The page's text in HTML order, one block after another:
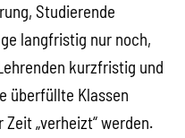
Studierende
langfristig nur noch,
kurzfristig und
überfüllte Klassen
„verheizt“ werden.